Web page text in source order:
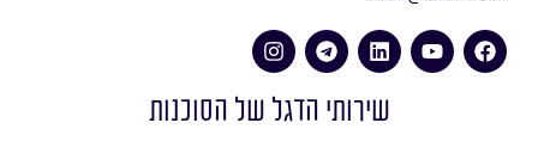
שירותי הדגל של הסוכנות